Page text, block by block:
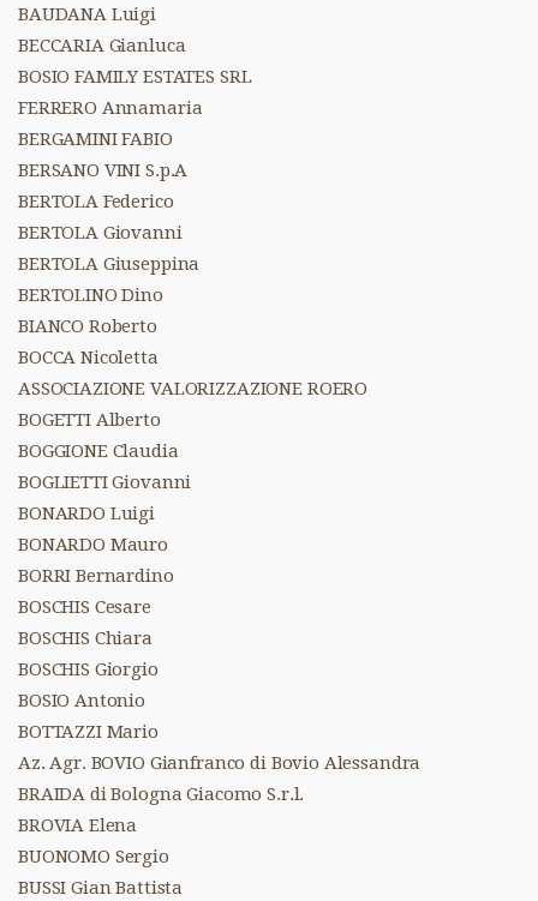
BAUDANA Luigi
BECCARIA Gianluca
BOSIO FAMILY ESTATES SRL
FERRERO Annamaria
BERGAMINI FABIO
BERSANO VINI S.p.A
BERTOLA Federico
BERTOLA Giovanni
BERTOLA Giuseppina
BERTOLINO Dino
BIANCO Roberto
BOCCA Nicoletta
ASSOCIAZIONE VALORIZZAZIONE ROERO
BOGETTI Alberto
BOGGIONE Claudia
BOGLIETTI Giovanni
BONARDO Luigi
BONARDO Mauro
BORRI Bernardino
BOSCHIS Cesare
BOSCHIS Chiara
BOSCHIS Giorgio
BOSIO Antonio
BOTTAZZI Mario
Az. Agr. BOVIO Gianfranco di Bovio Alessandra
BRAIDA di Bologna Giacomo S.r.l.
BROVIA Elena
BUONOMO Sergio
BUSSI Gian Battista